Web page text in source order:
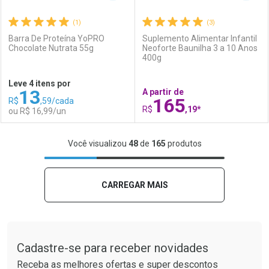
Comprar sem Desconto
Por R$ 132,59/cada
Comprar sem Desconto
Por R$ 132,59/cada
Ativar Desconto
Comprar sem Desconto
Por R$ 134,59/cada
Comprar sem Desconto
Por R$ 134,59/cada
(1)
Barra De Proteína YoPRO
Chocolate Nutrata 55g
Leve 4 itens por
R$13,59/cada
ou R$ 16,99/un
FECHAR
Laboratório
FECHAR
Por Menos
(3)
Suplemento Alimentar Infantil
Neoforte Baunilha 3 a 10 Anos
400g
A partir de
R$165,19*
Laboratório
Por Menos
Você visualizou 48de 165 produtos
CARREGAR MAIS
Cadastre-se para receber novidades
Receba as melhores ofertas e super descontos